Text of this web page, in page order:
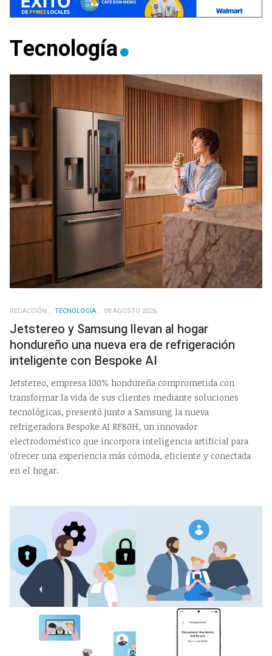
Tecnología
REDACCIÓN TECNOLOGÍA 08 AGOSTO 2026
Jetstereo y Samsung llevan al hogar
hondureño una nueva era de refrigeración
inteligente con Bespoke AI
Jetstereo, empresa 100% hondureña comprometida con
transformar la vida de sus clientes mediante soluciones
tecnológicas, presentó junto a Samsung la nueva
refrigeradora Bespoke AI RF80H, un innovador
electrodoméstico que incorpora inteligencia artificial para
ofrecer una experiencia más cómoda, eficiente y conectada
en el hogar.